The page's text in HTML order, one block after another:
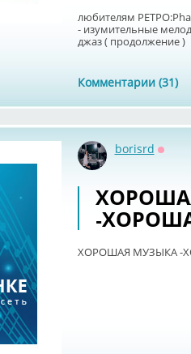
любителям
- изумительные
джаз ( продолжение )
Комментарии (31)
borisrd
-
ХОРОШАЯ МУЗЫКА -